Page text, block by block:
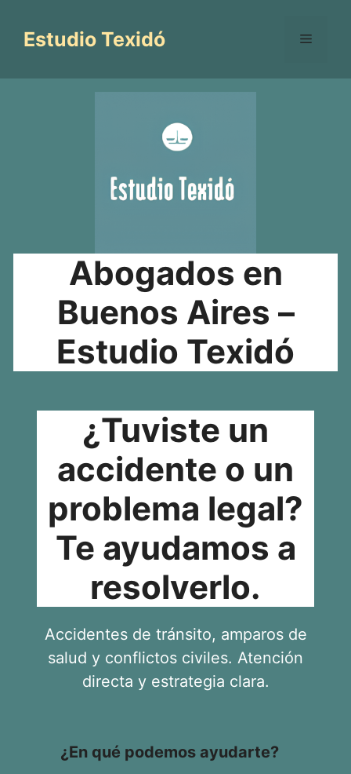
contenido
Estudio Texidó Menú
Abogados en
Buenos Aires –
Estudio Texidó
¿Tuviste un
accidente o un
problema legal?
Te ayudamos a
resolverlo.
Accidentes de tránsito, amparos de
salud y conflictos civiles. Atención
directa y estrategia clara.
¿En qué podemos ayudarte?